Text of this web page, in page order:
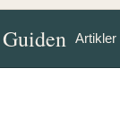
Artikler